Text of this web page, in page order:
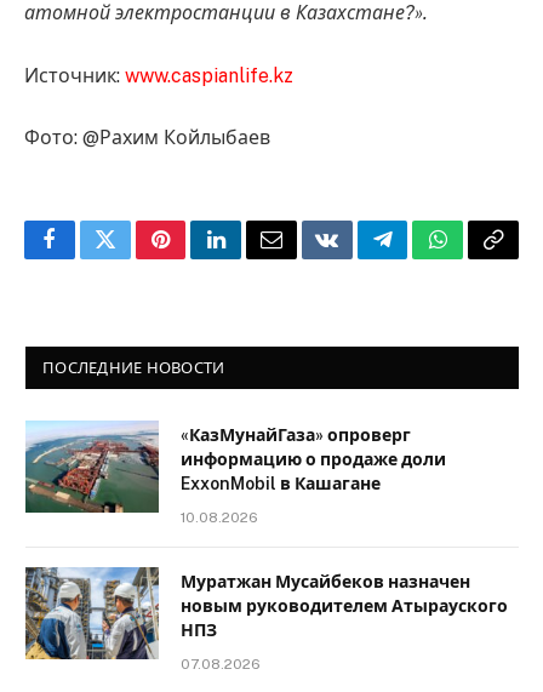
атомной электростанции в Казахстане?».
Источник: www.caspianlife.kz
Фото: @Рахим Койлыбаев
FacebookTwitterPinterestLinkedInEmailVKontakteTelegramWhatsApp
Copy
ПОСЛЕДНИЕ НОВОСТИ
«КазМунайГаза» опроверг
информацию о продаже доли
ExxonMobil в Кашагане
10.08.2026
Муратжан Мусайбеков назначен
новым руководителем Атырауского
НПЗ
07.08.2026